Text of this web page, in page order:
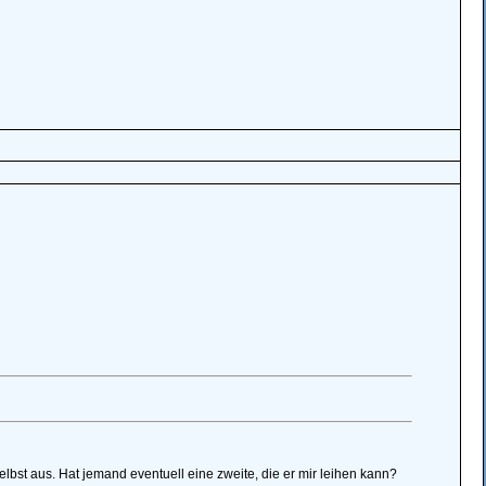
aus. Hat jemand eventuell eine zweite, die er mir leihen kann?